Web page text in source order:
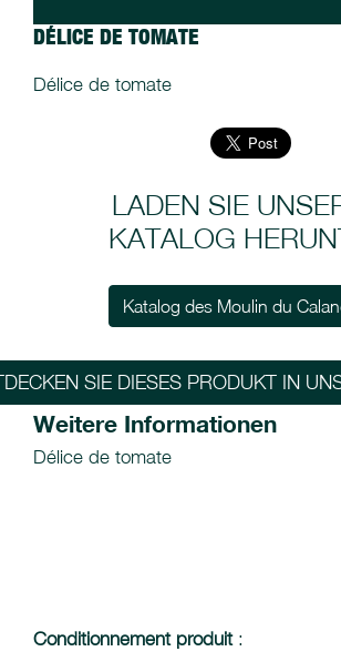
DÉLICE DE TOMATE
Délice de tomate
LADEN SIE
KATALOG
Katalog des Moulin du
SIE DIESES PRODUKT IN
Weitere Informationen
Délice de tomate
Conditionnement produit: